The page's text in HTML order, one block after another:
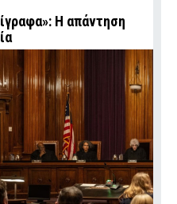
Η απάντηση